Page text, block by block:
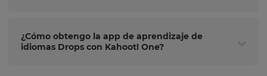
¿Cómo obtengo la app de aprendizaje de
idiomas Drops con Kahoot! One?